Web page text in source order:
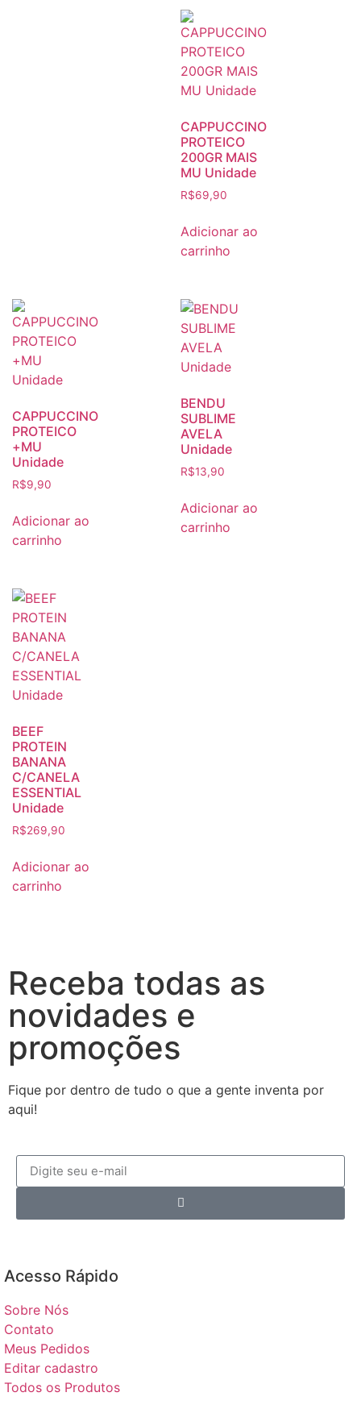
CAPPUCCINO
PROTEICO
200GR MAIS
MU Unidade
R$69,90
Adicionar ao
carrinho
CAPPUCCINO
PROTEICO
+MU
Unidade
R$9,90
Adicionar ao
carrinho
BENDU
SUBLIME
AVELA
Unidade
R$13,90
Adicionar ao
carrinho
BEEF
PROTEIN
BANANA
C/CANELA
ESSENTIAL
Unidade
R$269,90
Adicionar ao
carrinho
Receba todas as
novidades e
promoções
Fique por dentro de tudo o que a gente inventa por
aqui!
Acesso Rápido​
Sobre Nós
Contato
Meus Pedidos
Editar cadastro
Todos os Produtos